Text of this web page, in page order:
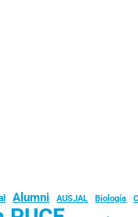
Alumni AUSJAL Biología